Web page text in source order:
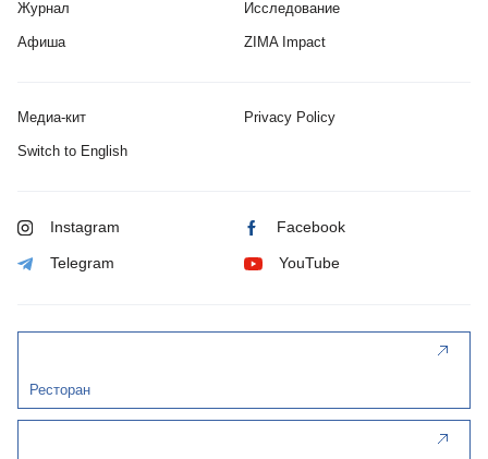
Журнал
Афиша
Исследование
ZIMA Impact
Медиа-кит Privacy Policy
Switch to English
Instagram Facebook
Telegram YouTube
Ресторан